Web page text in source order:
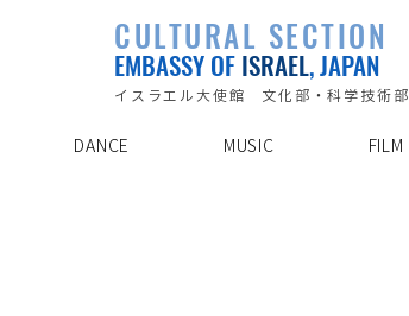
SPECIAL PROJECT
ABOUT US
CONTACT
CULTURAL SECTION
EMBASSY OFISRAEL, JAPAN
イスラエル大使館 文化部・科学技術部
DANCE MUSIC FILM